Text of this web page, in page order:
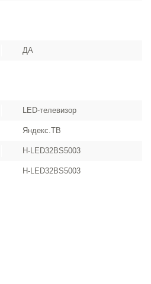
ДА
LED-телевизор
Яндекс.ТВ
H-LED32BS5003
H-LED32BS5003